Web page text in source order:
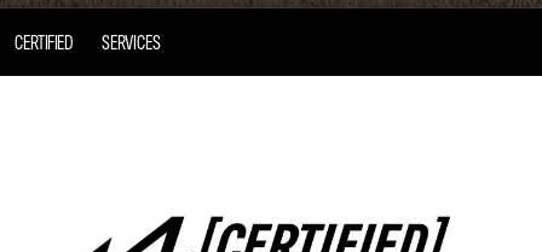
CERTIFIED SERVICES